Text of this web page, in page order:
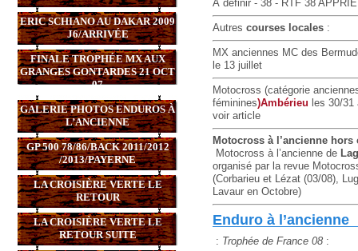
ERIC SCHIANO AU DAKAR 2009
J6/ARRIVÉE
FINALE TROPHÉE MX AUX
GRANGES GONTARDES 21 OCT
07
GALERIE PHOTOS ENDUROS À
L’ANCIENNE
GP 500 78/86/BACK 2011/2012
/2013/PAYERNE
LA CROISIÈRE VERTE LE
RETOUR
LA CROISIÈRE VERTE LE
RETOUR SUITE
À définir - 38 - RTF 38
Autres courses locales :
MX anciennes MC des
le 13 juillet
Motocross (catégorie
féminines)Ambérieu les 30/31
voir article
Motocross à l’ancienne
Motocross à l’ancienne de
organisé par la revue
(Corbarieu et Lézat (03/08),
Lavaur en Octobre)
Enduro à l’ancienne
: Trophée de France 08 :